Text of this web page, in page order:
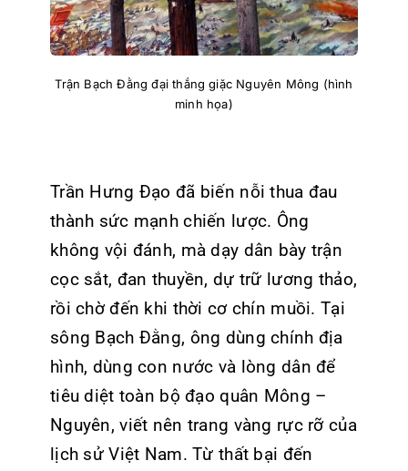
Trận Bạch Đằng đại thắng giặc Nguyên Mông (hình
minh họa)
Trần Hưng Đạo đã biến nỗi thua đau
thành sức mạnh chiến lược. Ông
không vội đánh, mà dạy dân bày trận
cọc sắt, đan thuyền, dự trữ lương thảo,
rồi chờ đến khi thời cơ chín muồi. Tại
sông Bạch Đằng, ông dùng chính địa
hình, dùng con nước và lòng dân để
tiêu diệt toàn bộ đạo quân Mông –
Nguyên, viết nên trang vàng rực rỡ của
lịch sử Việt Nam. Từ thất bại đến